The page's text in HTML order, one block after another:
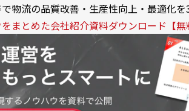
物流の品質改善・生産性向上・最適化を
まとめた会社紹介資料ダウンロード【無